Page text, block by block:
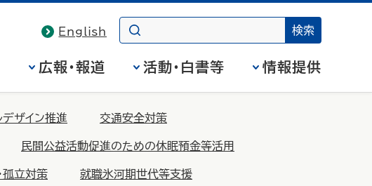
English
広報・報道 活動・白書等 情報提供
デザイン推進 交通安全対策
民間公益活動促進のための休眠預金等活用
孤立対策 就職氷河期世代等支援